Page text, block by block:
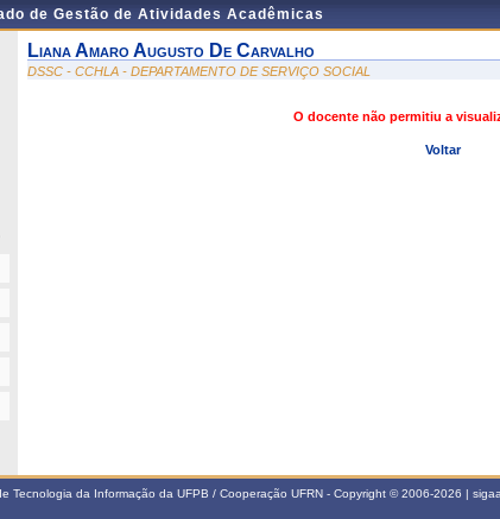
de Gestão de Atividades Acadêmicas
Liana Amaro Augusto De Carvalho
DSSC - CCHLA - DEPARTAMENTO DE SERVIÇO SOCIAL
O docente não permitiu a
Voltar
Tecnologia da Informação da UFPB / Cooperação UFRN - Copyright © 2006-2026 |